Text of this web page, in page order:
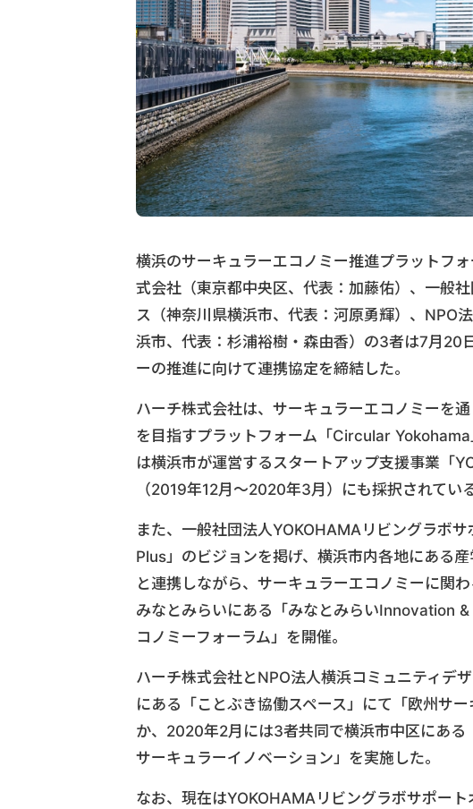
横浜のサーキュラーエコノミー推進プラットフォ
式会社（東京都中央区、代表：加藤佑）、一般
ス（神奈川県横浜市、代表：河原勇輝）、NPO
浜市、代表：杉浦裕樹・森由香）の3者は7月20
ーの推進に向けて連携協定を締結した。
ハーチ株式会社は、サーキュラーエコノミーを
を目指すプラットフォーム「Circular
は横浜市が運営するスタートアップ支援事業「
（2019年12月～2020年3月）にも採択されている
また、一般社団法人YOKOHAMAリビングラボ
Plus」のビジョンを掲げ、横浜市内各地にある
と連携しながら、サーキュラーエコノミーに関
みなとみらいにある「みなとみらいInnovation
コノミーフォーラム」を開催。
ハーチ株式会社とNPO法人横浜コミュニティデ
にある「ことぶき協働スペース」にて「欧州サ
か、2020年2月には3者共同で横浜市中区にあ
サーキュラーイノベーション」を実施した。
なお、現在はYOKOHAMAリビングラボサポー